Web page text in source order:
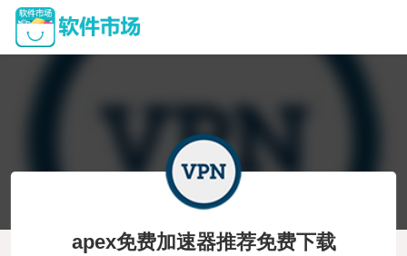
apex免费加速器推荐免费下载